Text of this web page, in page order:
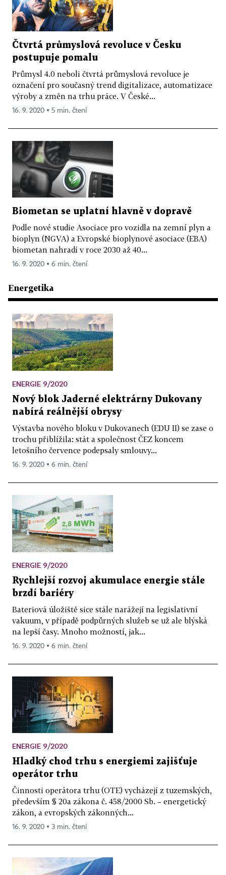
Čtvrtá průmyslová revoluce v Česku
postupuje pomalu
Průmysl 4.0 neboli čtvrtá průmyslová revoluce je
označení pro současný trend digitalizace, automatizace
výroby a změn na trhu práce. V České...
16. 9. 2020 ▪ 5 min. čtení
Biometan se uplatní hlavně v dopravě
Podle nové studie Asociace pro vozidla na zemní plyn a
bioplyn (NGVA) a Evropské bioplynové asociace (EBA)
biometan nahradí v roce 2030 až 40...
16. 9. 2020 ▪ 6 min. čtení
Energetika
ENERGIE 9/2020
Nový blok Jaderné elektrárny Dukovany
nabírá reálnější obrysy
Výstavba nového bloku v Dukovanech (EDU II) se zase o
trochu přiblížila: stát a společnost ČEZ koncem
letošního července podepsaly smlouvy...
16. 9. 2020 ▪ 6 min. čtení
ENERGIE 9/2020
Rychlejší rozvoj akumulace energie stále
brzdí bariéry
Bateriová úložiště sice stále narážejí na legislativní
vakuum, v případě podpůrných služeb se už ale blýská
na lepší časy. Mnoho možností, jak...
16. 9. 2020 ▪ 6 min. čtení
ENERGIE 9/2020
Hladký chod trhu s energiemi zajišťuje
operátor trhu
Činnosti operátora trhu (OTE) vycházejí z tuzemských,
především § 20a zákona č. 458/2000 Sb. – energetický
zákon, a evropských zákonných...
16. 9. 2020 ▪ 3 min. čtení